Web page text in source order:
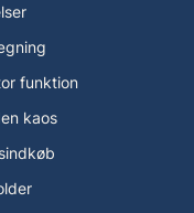
funktion
kaos